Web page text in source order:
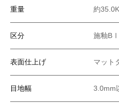
重量 約
区分 施釉BⅠ
表面仕上げ マット
目地幅 3.0mm